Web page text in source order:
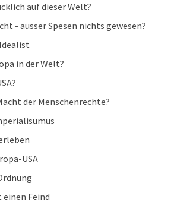
auf dieser Welt?
- ausser Spesen nichts gewesen?
in der Welt?
der Menschenrechte?
USA
Feind